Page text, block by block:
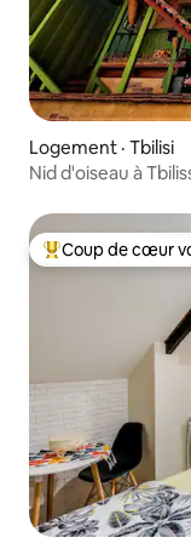
Logement · Tbilisi
Nid d'oiseau à
Coup de cœur
Coup de cœur